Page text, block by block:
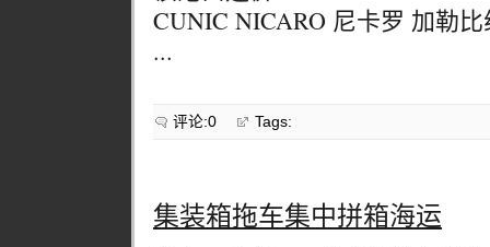
CUNIC NICARO 尼卡罗 加勒
...
评论:0 Tags:
集装箱拖车集中拼箱海运